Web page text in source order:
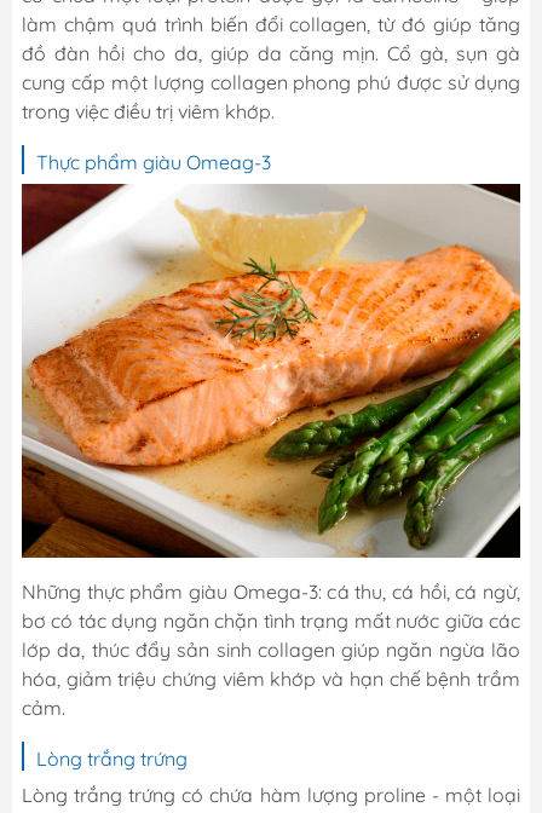
làm chậm quá trình biến đổi collagen, từ đó giúp tăng
đồ đàn hồi cho da, giúp da căng mịn. Cổ gà, sụn gà
cung cấp một lượng collagen phong phú được sử dụng
trong việc điều trị viêm khớp.
Thực phẩm giàu Omeag-3
Những thực phẩm giàu Omega-3: cá thu, cá hồi, cá ngừ,
bơ có tác dụng ngăn chặn tình trạng mất nước giữa các
lớp da, thúc đẩy sản sinh collagen giúp ngăn ngừa lão
hóa, giảm triệu chứng viêm khớp và hạn chế bệnh trầm
cảm.
Lòng trắng trứng
Lòng trắng trứng có chứa hàm lượng proline - một loại